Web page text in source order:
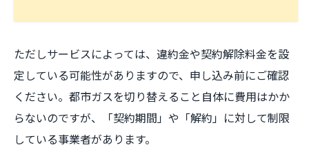
ただしサービスによっては、違約金や契約解除料金を設
定している可能性がありますので、申し込み前にご確認
ください。都市ガスを切り替えること自体に費用はかか
らないのですが、「契約期間」や「解約」に対して制限
している事業者があります。